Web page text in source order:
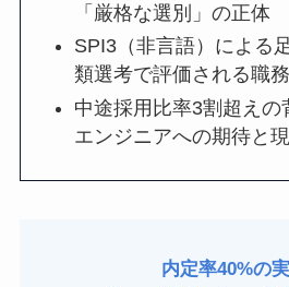
「厳格な選別」の正体
SPI3（非言語）による
類選考で評価される職
中途採用比率3割超えの
エンジニアへの期待と
内定率40%の実